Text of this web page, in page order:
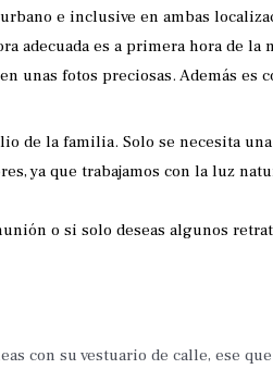
e inclusive en ambas
es a primera hora de la
unas fotos preciosas. Además es
de la familia. Solo se necesita
ya que trabajamos con la luz
o si solo deseas algunos
con su vestuario de calle, ese